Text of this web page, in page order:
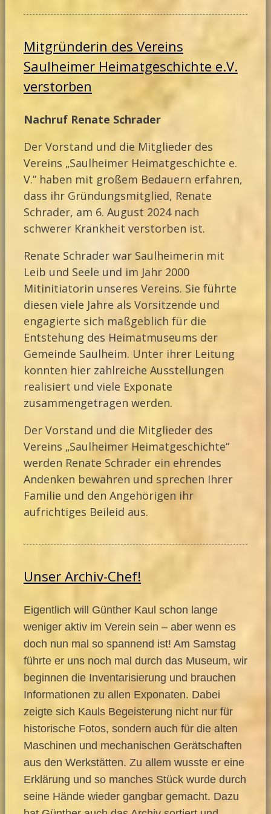
Mitgründerin des Vereins
Saulheimer Heimatgeschichte e.V.
verstorben
Nachruf Renate Schrader
Der Vorstand und die Mitglieder des
Vereins „Saulheimer Heimatgeschichte e.
V.” haben mit großem Bedauern erfahren,
dass ihr Gründungsmitglied, Renate
Schrader, am 6. August 2024 nach
schwerer Krankheit verstorben ist.
Renate Schrader war Saulheimerin mit
Leib und Seele und im Jahr 2000
Mitinitiatorin unseres Vereins. Sie führte
diesen viele Jahre als Vorsitzende und
engagierte sich maßgeblich für die
Entstehung des Heimatmuseums der
Gemeinde Saulheim. Unter ihrer Leitung
konnten hier zahlreiche Ausstellungen
realisiert und viele Exponate
zusammengetragen werden.
Der Vorstand und die Mitglieder des
Vereins „Saulheimer Heimatgeschichte“
werden Renate Schrader ein ehrendes
Andenken bewahren und sprechen Ihrer
Familie und den Angehörigen ihr
aufrichtiges Beileid aus.
Unser Archiv-Chef!
Eigentlich will Günther Kaul schon lange
weniger aktiv im Verein sein – aber wenn es
doch nun mal so spannend ist! Am Samstag
führte er uns noch mal durch das Museum, wir
beginnen die Inventarisierung und brauchen
Informationen zu allen Exponaten. Dabei
zeigte sich Kauls Begeisterung nicht nur für
historische Fotos, sondern auch für die alten
Maschinen und mechanischen Gerätschaften
aus den Werkstätten. Zu allem wusste er eine
Erklärung und so manches Stück wurde durch
seine Hände wieder gangbar gemacht. Dazu